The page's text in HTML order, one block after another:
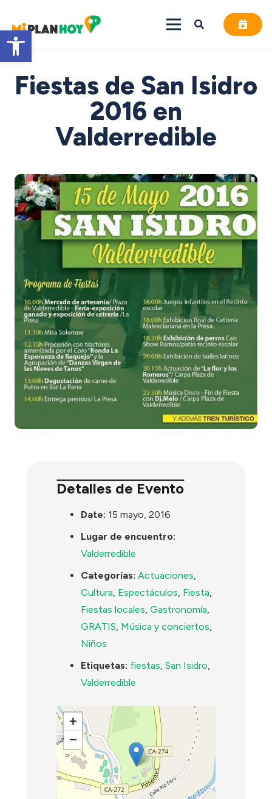
Abrir barra de herramientas
Fiestas de San Isidro
2016 en
Valderredible
Detalles de Evento
Date: 15 mayo, 2016
Lugar de encuentro:
Valderredible
Categorías: Actuaciones
Cultura Espectáculos Fiesta
Fiestas locales ,Gastronomía
GRATIS Música y conciertos
Niños
Etiquetas: fiestas ,San Isidro
Valderredible
+
−